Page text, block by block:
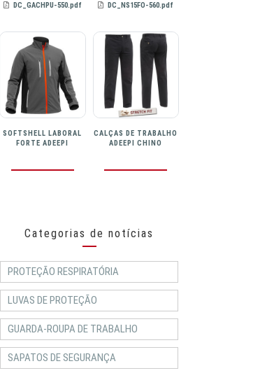
DC_GACHPU-550.pdf DC_NS15FO-560.pdf
SOFTSHELL LABORAL
FORTE ADEEPI
CALÇAS DE TRABALHO
ADEEPI CHINO
Categorias de notícias
PROTEÇÃO RESPIRATÓRIA
LUVAS DE PROTEÇÃO
GUARDA-ROUPA DE TRABALHO
SAPATOS DE SEGURANÇA